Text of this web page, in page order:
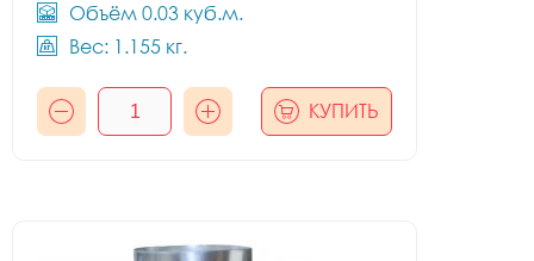
Объём 0.03 куб.м.
Вес: 1.155 кг.
КУПИТЬ